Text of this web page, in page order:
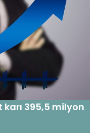
karı 395,5 milyon